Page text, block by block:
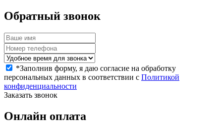
Обратный звонок
*Заполнив форму, я даю согласие на обработку
персональных данных в соответствии с Политикой
конфиденциальности
Заказать звонок
Онлайн оплата